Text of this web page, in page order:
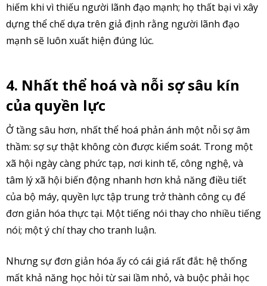
hiếm khi vì thiếu người lãnh đạo mạnh; họ thất bại vì xây
dựng thể chế dựa trên giả định rằng người lãnh đạo
mạnh sẽ luôn xuất hiện đúng lúc.
4. Nhất thể hoá và nỗi sợ sâu kín
của quyền lực
Ở tầng sâu hơn, nhất thể hoá phản ánh một nỗi sợ âm
thầm: sợ sự thật không còn được kiểm soát. Trong một
xã hội ngày càng phức tạp, nơi kinh tế, công nghệ, và
tâm lý xã hội biến động nhanh hơn khả năng điều tiết
của bộ máy, quyền lực tập trung trở thành công cụ để
đơn giản hóa thực tại. Một tiếng nói thay cho nhiều tiếng
nói; một ý chí thay cho tranh luận.
Nhưng sự đơn giản hóa ấy có cái giá rất đắt: hệ thống
mất khả năng học hỏi từ sai lầm nhỏ, và buộc phải học